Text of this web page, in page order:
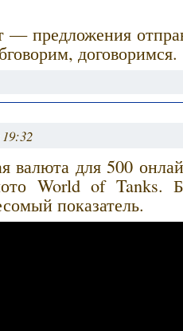
— предложения
договоримся.
19:32
валюта для 500
World of Tanks.
показатель.